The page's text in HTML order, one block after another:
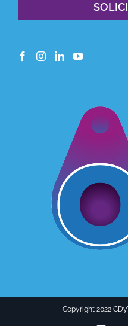
Copyright 2022